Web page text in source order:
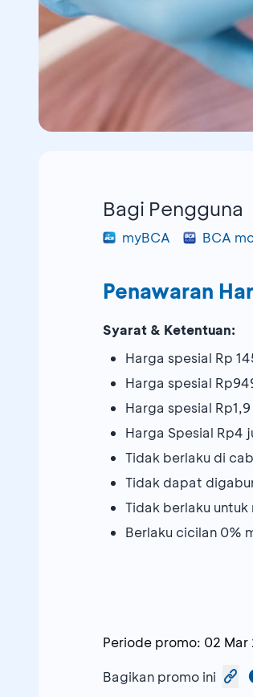
Bagi Pengguna
myBCA BCA
Penawaran
Syarat & Ketentuan:
Harga spesial Rp
Harga spesial
Harga spesial
Harga Spesial Rp4
Tidak berlaku di
Tidak dapat
Tidak berlaku
Berlaku cicilan 0%
Periode promo: 02 Mar
Bagikan promo ini